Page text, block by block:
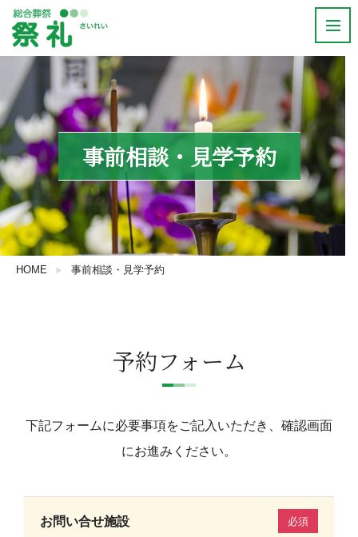
事前相談・見学予約
HOME 事前相談・見学予約
予約フォーム
下記フォームに必要事項をご記入いただき、確認画面
にお進みください。
お問い合せ施設 必須